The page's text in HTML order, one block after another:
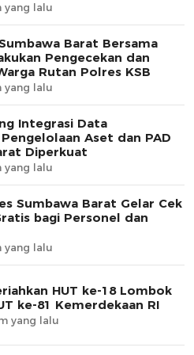
yang lalu
Barat Bersama
Pengecekan dan
Rutan Polres KSB
yang lalu
Integrasi Data
Aset dan PAD
Diperkuat
yang lalu
Sumbawa Barat Gelar Cek
bagi Personel dan
yang lalu
HUT ke-18 Lombok
ke-81 Kemerdekaan RI
yang lalu